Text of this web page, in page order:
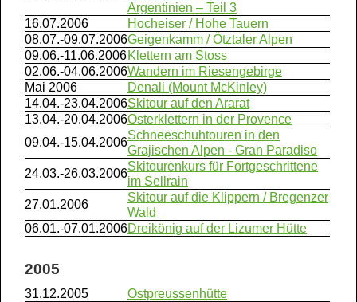
Argentinien – Teil 3
16.07.2006
Hocheiser / Hohe Tauern
08.07.-09.07.2006Geigenkamm / Ötztaler Alpen
09.06.-11.06.2006Klettern am Stoss
02.06.-04.06.2006Wandern im Riesengebirge
Mai 2006
Denali (Mount McKinley)
14.04.-23.04.2006Skitour auf den Ararat
13.04.-20.04.2006Osterklettern in der Provence
09.04.-15.04.2006
Schneeschuhtouren in den
Grajischen Alpen - Gran Paradiso
24.03.-26.03.2006
Skitourenkurs für Fortgeschrittene
im Sellrain
27.01.2006
Skitour auf die Klippern / Bregenzer
Wald
06.01.-07.01.2006Dreikönig auf der Lizumer Hütte
2005
31.12.2005
Ostpreussenhütte